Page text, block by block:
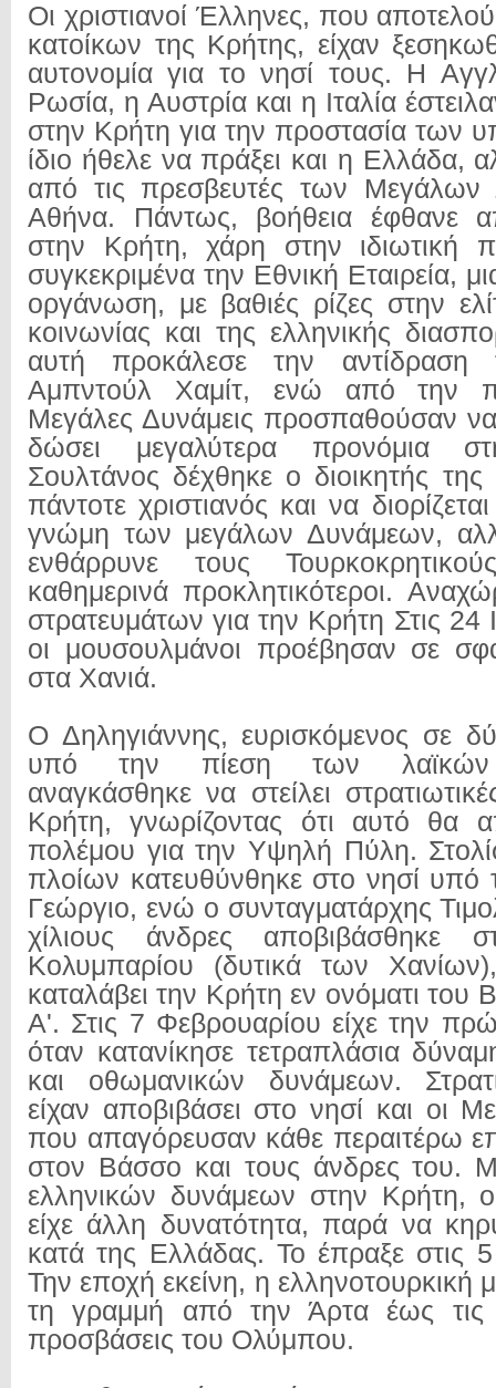
Οι χριστιανοί Έλληνες, που
κατοίκων της Κρήτης, είχαν
αυτονομία για το νησί τους. Η
Ρωσία, η Αυστρία και η Ιταλία
στην Κρήτη για την προστασία των
ίδιο ήθελε να πράξει και η Ελλάδα,
από τις πρεσβευτές των Μεγάλων
Αθήνα. Πάντως, βοήθεια έφθανε
στην Κρήτη, χάρη στην ιδιωτική
συγκεκριμένα την Εθνική Εταιρεία,
οργάνωση, με βαθιές ρίζες στην
κοινωνίας και της ελληνικής
αυτή προκάλεσε την αντίδραση
Αμπντούλ Χαμίτ, ενώ από την
Μεγάλες Δυνάμεις προσπαθούσαν
δώσει μεγαλύτερα προνόμια
Σουλτάνος δέχθηκε ο διοικητής της
πάντοτε χριστιανός και να
γνώμη των μεγάλων Δυνάμεων,
ενθάρρυνε τους
καθημερινά προκλητικότεροι.
στρατευμάτων για την Κρήτη Στις 24
οι μουσουλμάνοι προέβησαν σε
στα Χανιά.
Ο Δηληγιάννης, ευρισκόμενος σε
υπό την πίεση των λαϊκών
αναγκάσθηκε να στείλει
Κρήτη, γνωρίζοντας ότι αυτό θα
πολέμου για την Υψηλή Πύλη.
πλοίων κατευθύνθηκε στο νησί υπό
Γεώργιο, ενώ ο συνταγματάρχης
χίλιους άνδρες αποβιβάσθηκε
Κολυμπαρίου (δυτικά των
καταλάβει την Κρήτη εν ονόματι του
Α'. Στις 7 Φεβρουαρίου είχε την
όταν κατανίκησε τετραπλάσια
και οθωμανικών δυνάμεων.
είχαν αποβιβάσει στο νησί και οι
που απαγόρευσαν κάθε περαιτέρω
στον Βάσσο και τους άνδρες του.
ελληνικών δυνάμεων στην Κρήτη,
είχε άλλη δυνατότητα, παρά να
κατά της Ελλάδας. Το έπραξε στις
Την εποχή εκείνη, η ελληνοτουρκική
τη γραμμή από την Άρτα έως τις
προσβάσεις του Ολύμπου.